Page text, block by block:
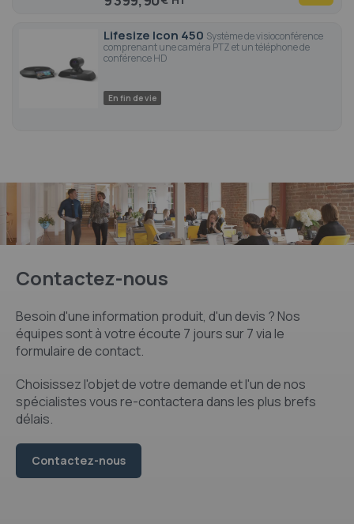
Lifesize Icon 450 Système de visioconférence
comprenant une caméra PTZ et un téléphone de
conférence HD
En fin de vie
Contactez-nous
Besoin d'une information produit, d'un devis ? Nos
équipes sont à votre écoute 7 jours sur 7 via le
formulaire de contact.
Choisissez l'objet de votre demande et l'un de nos
spécialistes vous re-contactera dans les plus brefs
délais.
Contactez-nous